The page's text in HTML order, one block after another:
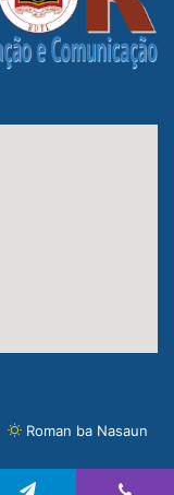
Roman ba Nasaun